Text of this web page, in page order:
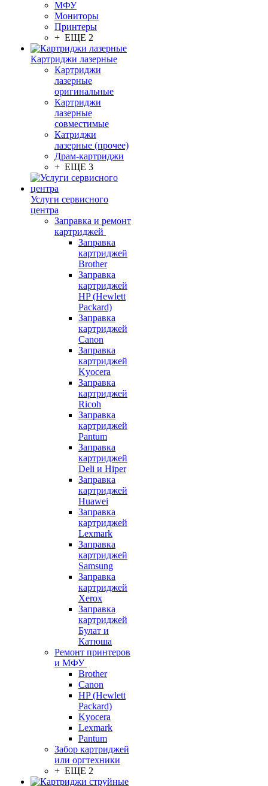
МФУ
Мониторы
Принтеры
+ ЕЩЕ 2
Картриджи лазерные
Картриджи
лазерные
оригинальные
Картриджи
лазерные
совместимые
Катриджи
лазерные (прочее)
Драм-картриджи
+ ЕЩЕ 3
Услуги сервисного
центра
Заправка и ремонт
картриджей
Заправка
картриджей
Brother
Заправка
картриджей
HP (Hewlett
Packard)
Заправка
картриджей
Canon
Заправка
картриджей
Kyocera
Заправка
картриджей
Ricoh
Заправка
картриджей
Pantum
Заправка
картриджей
Deli и Hiper
Заправка
картриджей
Huawei
Заправка
картриджей
Lexmark
Заправка
картриджей
Samsung
Заправка
картриджей
Xerox
Заправка
картриджей
Булат и
Катюша
Ремонт принтеров
и МФУ
Brother
Canon
HP (Hewlett
Packard)
Kyocera
Lexmark
Pantum
Забор картриджей
или оргтехники
+ ЕЩЕ 2